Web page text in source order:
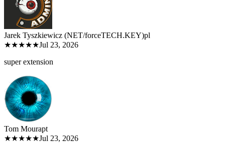
Jarek Tyszkiewicz (NET/forceTECH.KEY)pl
★★★★★Jul 23, 2026
super extension
Tom Mourapt
★★★★★Jul 23, 2026